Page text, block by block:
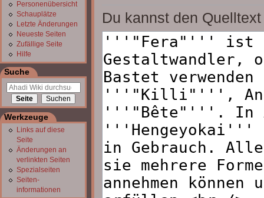
Du kannst den
Personenübersicht
Schauplätze
Letzte Änderungen
Neueste Seiten
Zufällige Seite
Hilfe
Suche
Werkzeuge
Links auf diese
Seite
Änderungen an
verlinkten Seiten
Spezialseiten
Seiten­
informationen